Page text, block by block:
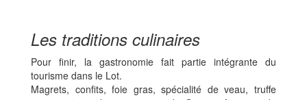
Les traditions culinaires
Pour finir, la gastronomie fait partie intégrante du
tourisme dans le Lot.
Magrets, confits, foie gras, spécialité de veau, truffe